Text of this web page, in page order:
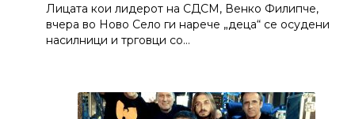
Лицата кои лидерот на СДСМ, Венко Филипче,
вчера во Ново Село ги нарече „деца“ се осудени
насилници и трговци со…